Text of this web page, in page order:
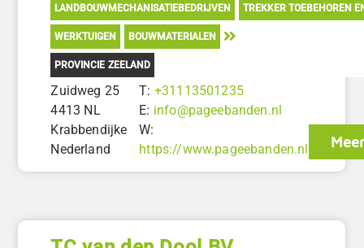
LANDBOUWMECHANISATIEBEDRIJVEN TREKKER TOEBEHOREN
WERKTUIGEN BOUWMATERIALEN
PROVINCIE ZEELAND
Zuidweg 25
4413 NL
Krabbendijke
Nederland
T: +31113501235
E: info@pageebanden.nl
W:
https://www.pageebanden.nl